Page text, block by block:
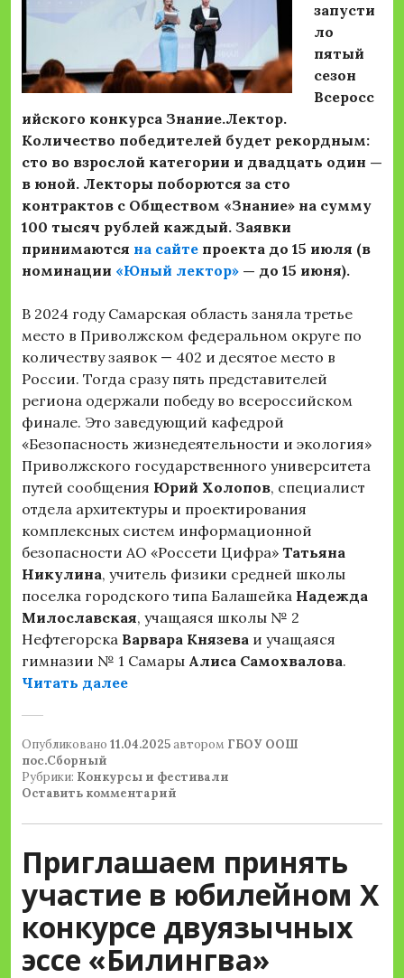
запусти
ло
пятый
сезон
Всеросс
ийского конкурса Знание.Лектор.
Количество победителей будет рекордным:
сто во взрослой категории и двадцать один —
в юной. Лекторы поборются за сто
контрактов с Обществом «Знание» на сумму
100 тысяч рублей каждый. Заявки
принимаются на сайте проекта до 15 июля (в
номинации «Юный лектор» — до 15 июня).
В 2024 году Самарская область заняла третье
место в Приволжском федеральном округе по
количеству заявок — 402 и десятое место в
России. Тогда сразу пять представителей
региона одержали победу во всероссийском
финале. Это заведующий кафедрой
«Безопасность жизнедеятельности и экология»
Приволжского государственного университета
путей сообщения Юрий Холопов, специалист
отдела архитектуры и проектирования
комплексных систем информационной
безопасности АО «Россети Цифра» Татьяна
Никулина, учитель физики средней школы
поселка городского типа Балашейка Надежда
Милославская, учащаяся школы № 2
Нефтегорска Варвара Князева и учащаяся
гимназии № 1 Самары Алиса Самохвалова.
Читать далее«Жителей Самарской области
Опубликовано 11.04.2025автором ГБОУ ООШ
пос.Сборный
Рубрики: Конкурсы и фестивали
Оставить комментарий
Приглашаем принять
участие в юбилейном X
конкурсе двуязычных
эссе «Билингва»